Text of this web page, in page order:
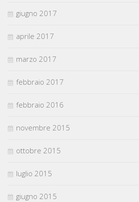
giugno 2017
aprile 2017
marzo 2017
febbraio 2017
febbraio 2016
novembre 2015
ottobre 2015
luglio 2015
giugno 2015